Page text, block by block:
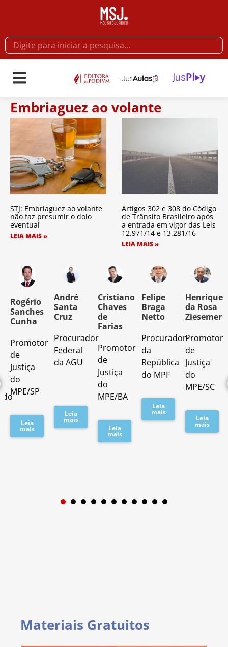
Embriaguez ao volante
STJ: Embriaguez ao volante
não faz presumir o dolo
eventual
LEIA MAIS »
Artigos 302 e 308 do Código
de Trânsito Brasileiro após
a entrada em vigor das Leis
12.971/14 e 13.281/16
LEIA MAIS »
Rogério
Sanches
Cunha
Promotor
de
Justiça
do
MPE/SP
Leia
mais
André
Santa
Cruz
Procurador
Federal
da AGU
Leia
mais
Cristiano
Chaves
de
Farias
Promotor
de
Justiça
do
MPE/BA
Leia
mais
Felipe
Braga
Netto
Procurador
da
República
do MPF
Leia
mais
Henrique
da Rosa
Ziesemer
Promotor
de
Justiça
do
MPE/SC
Leia
mais
1 2 3
Materiais Gratuitos